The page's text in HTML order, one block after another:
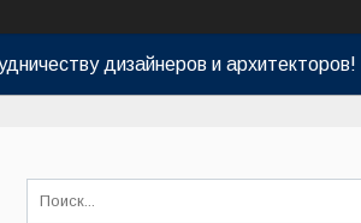
дизайнеров и архитекторов!